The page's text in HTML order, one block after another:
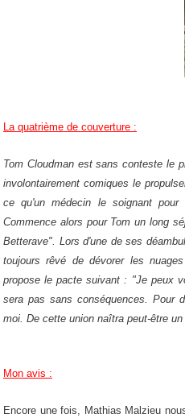
La quatrième de couverture :
Tom Cloudman est sans conteste le
involontairement comiques le
ce qu'un médecin le soignant pour
Commence alors pour Tom un long
Betterave". Lors d'une de ses
toujours rêvé de dévorer les
propose le pacte suivant : "Je peux
sera pas sans conséquences. Pour
moi. De cette union naîtra peut-être
Mon avis :
Encore une fois, Mathias Malzieu